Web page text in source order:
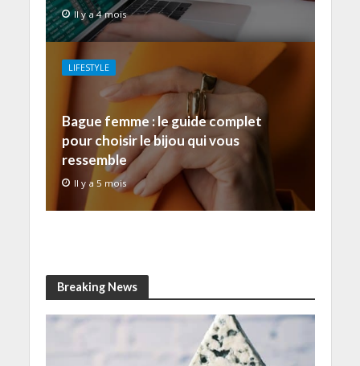
Il y a 4 mois
LIFESTYLE
Bague femme : le guide complet
pour choisir le bijou qui vous
ressemble
Il y a 5 mois
Breaking News